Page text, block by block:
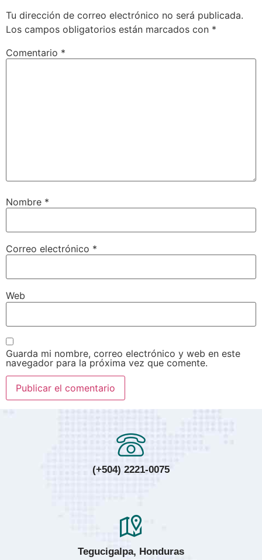
Tu dirección de correo electrónico no será publicada.
Los campos obligatorios están marcados con *
Comentario *
Nombre *
Correo electrónico *
Web
Guarda mi nombre, correo electrónico y web en este
navegador para la próxima vez que comente.
(+504) 2221-0075
Tegucigalpa, Honduras